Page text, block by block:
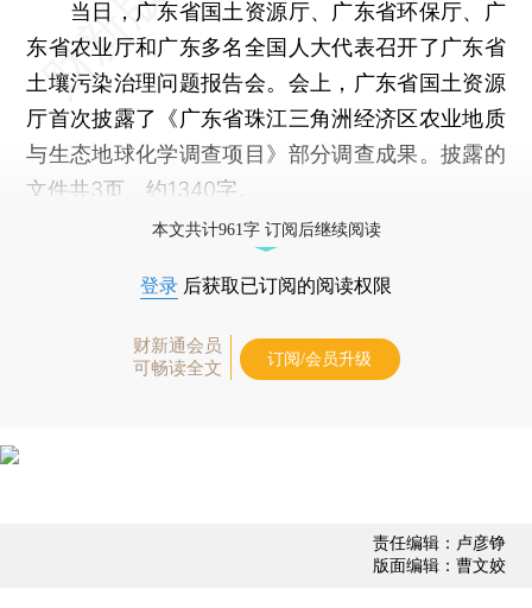
当日，广东省国土资源厅、广东省环保厅、广
东省农业厅和广东多名全国人大代表召开了广东省
土壤污染治理问题报告会。会上，广东省国土资源
厅首次披露了《广东省珠江三角洲经济区农业地质
与生态地球化学调查项目》部分调查成果。披露的
文件共3页、约1340字。
本文共计961字 订阅后继续阅读
登录 后获取已订阅的阅读权限
财新通会员
可畅读全文
订阅/会员升级
责任编辑：卢彦铮
版面编辑：曹文姣